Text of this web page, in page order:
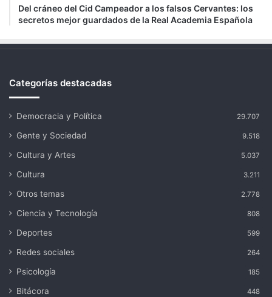
Del cráneo del Cid Campeador a los falsos Cervantes: los
secretos mejor guardados de la Real Academia Española
Categorías destacadas
Democracia y Política 29.707
Gente y Sociedad 9.518
Cultura y Artes 5.037
Cultura 3.211
Otros temas 2.778
Ciencia y Tecnología 808
Deportes 599
Redes sociales 264
Psicología 185
Bitácora 448